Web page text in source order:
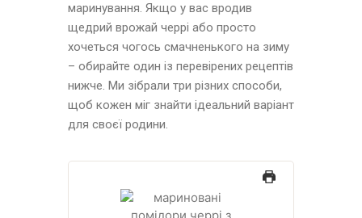
маринування. Якщо у вас вродив
щедрий врожай черрі або просто
хочеться чогось смачненького на зиму
– обирайте один із перевірених рецептів
нижче. Ми зібрали три різних способи,
щоб кожен міг знайти ідеальний варіант
для своєї родини.